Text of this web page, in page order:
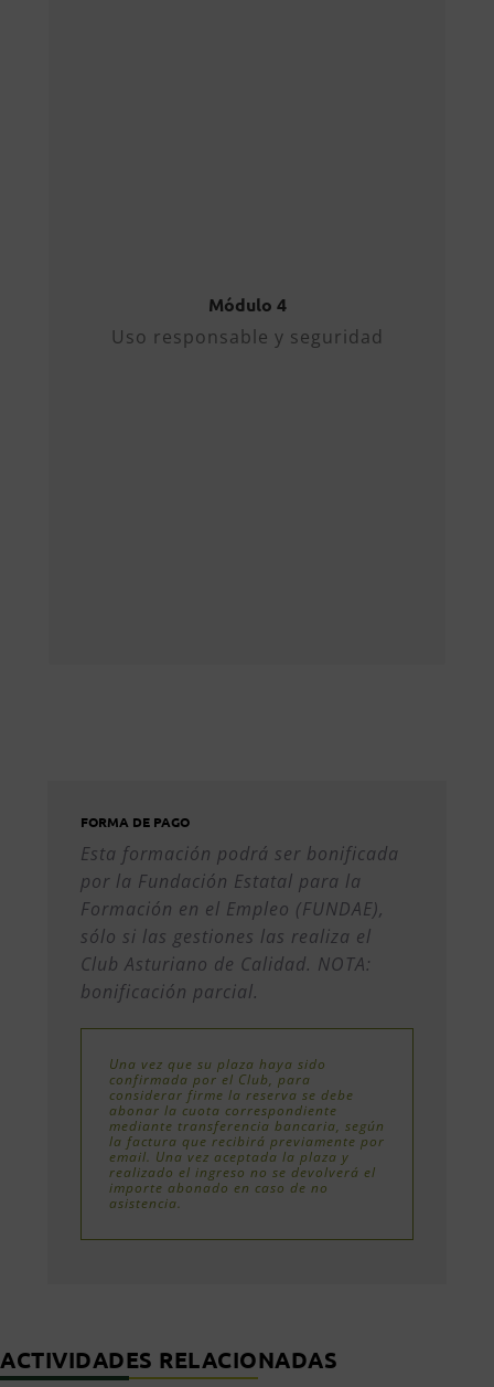
Módulo 4
Uso responsable y seguridad
Mejores Prácticas
Verificación de resultados.
FORMA DE PAGO
Esta formación podrá ser bonificada
por la Fundación Estatal para la
Formación en el Empleo (FUNDAE),
sólo si las gestiones las realiza el
Club Asturiano de Calidad. NOTA:
bonificación parcial.
Una vez que su plaza haya sido
confirmada por el Club, para
considerar firme la reserva se debe
abonar la cuota correspondiente
mediante transferencia bancaria, según
la factura que recibirá previamente por
email. Una vez aceptada la plaza y
realizado el ingreso no se devolverá el
importe abonado en caso de no
asistencia.
ACTIVIDADES RELACIONADAS